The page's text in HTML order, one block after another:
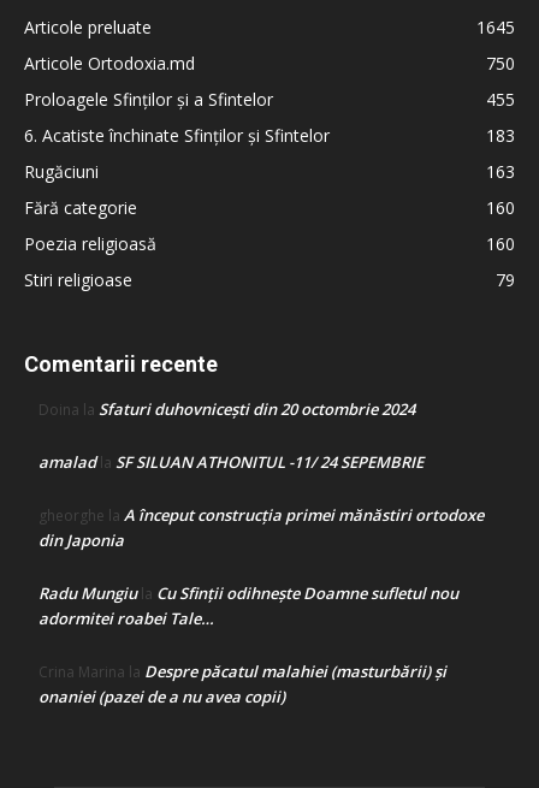
Articole preluate
1645
Articole Ortodoxia.md
750
Proloagele Sfinților și a Sfintelor
455
6. Acatiste închinate Sfinților și Sfintelor
183
Rugăciuni
163
Fără categorie
160
Poezia religioasă
160
Stiri religioase
79
Comentarii recente
Doina la Sfaturi duhovnicești din 20 octombrie 2024
amaladla SF SILUAN ATHONITUL -11/ 24 SEPEMBRIE
gheorghe la A început construcţia primei mănăstiri ortodoxe
din Japonia
Radu Mungiula Cu Sfinții odihnește Doamne sufletul nou
adormitei roabei Tale…
Crina Marina la Despre păcatul malahiei (masturbării) şi
onaniei (pazei de a nu avea copii)